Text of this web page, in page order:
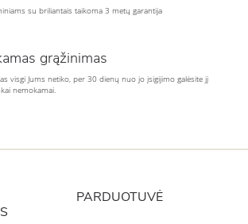
su briliantais taikoma 3 metų garantija
grąžinimas
visgi Jums netiko, per 30 dienų nuo jo įsigijimo galėsite jį
nemokamai.
PARDUOTUVĖ